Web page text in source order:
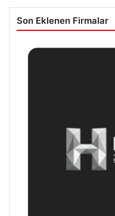
Son Eklenen Firmalar